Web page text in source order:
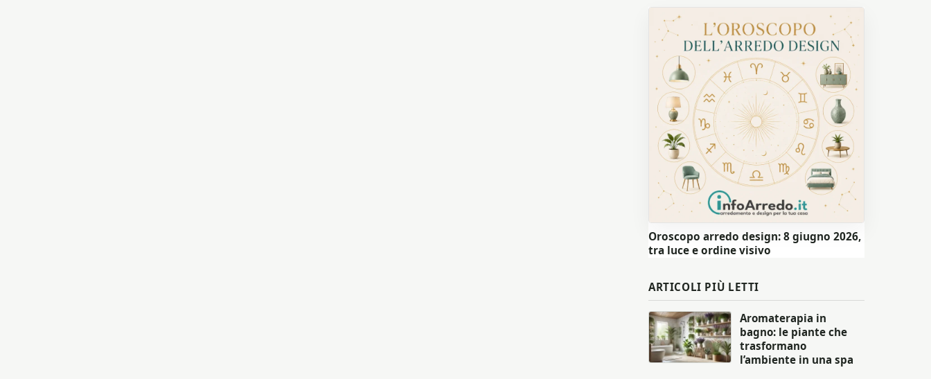
Oroscopo arredo design: 8 giugno 2026,
tra luce e ordine visivo
ARTICOLI PIÙ LETTI
Aromaterapia in
bagno: le piante che
trasformano
l’ambiente in una spa